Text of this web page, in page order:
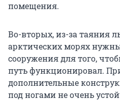
помещения.
Во-вторых, из-за таяния
арктических морях
сооружения для того,
путь функционировал.
дополнительные
под ногами не очень